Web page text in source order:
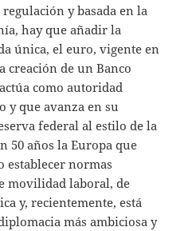
y basada en la
hay que añadir la
única, el euro, vigente en
creación de un Banco
como autoridad
y que avanza en su
federal al estilo de la
50 años la Europa que
establecer normas
movilidad laboral, de
y, recientemente, está
más ambiciosa y